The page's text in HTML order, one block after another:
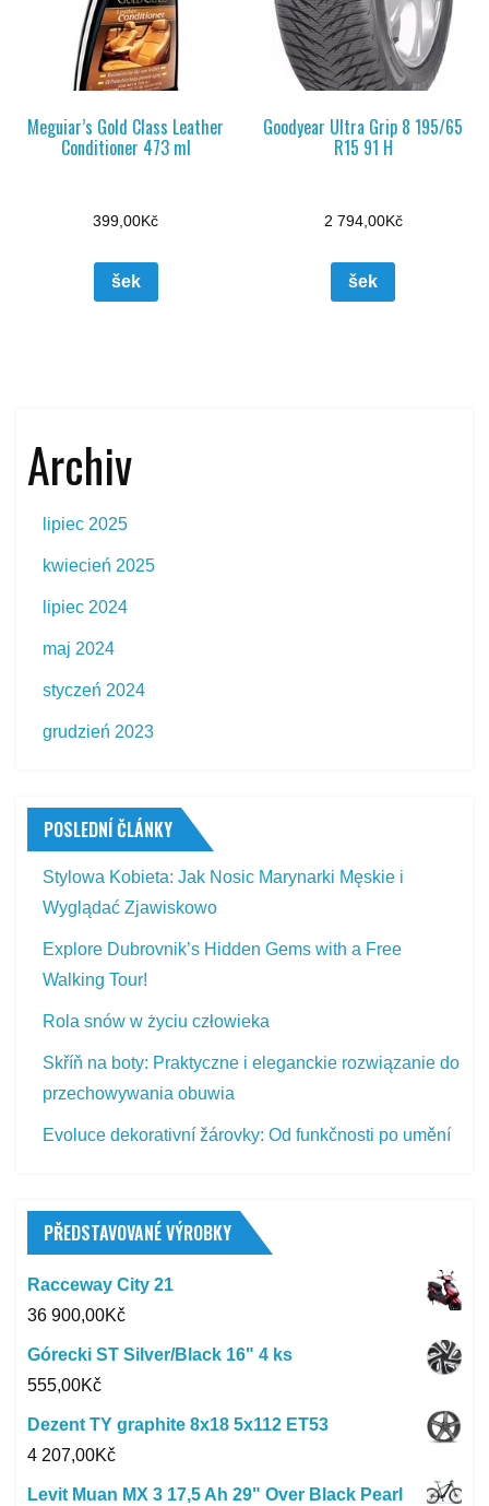
Meguiar’s Gold Class Leather
Conditioner 473 ml
399,00Kč
šek
Goodyear Ultra Grip 8 195/65
R15 91 H
2 794,00Kč
šek
Archiv
lipiec 2025
kwiecień 2025
lipiec 2024
maj 2024
styczeń 2024
grudzień 2023
POSLEDNÍ ČLÁNKY
Stylowa Kobieta: Jak Nosic Marynarki Męskie i
Wyglądać Zjawiskowo
Explore Dubrovnik’s Hidden Gems with a Free
Walking Tour!
Rola snów w życiu człowieka
Skříň na boty: Praktyczne i eleganckie rozwiązanie do
przechowywania obuwia
Evoluce dekorativní žárovky: Od funkčnosti po umění
PŘEDSTAVOVANÉ VÝROBKY
Racceway City 21
36 900,00Kč
Górecki ST Silver/Black 16" 4 ks
555,00Kč
Dezent TY graphite 8x18 5x112 ET53
4 207,00Kč
Levit Muan MX 3 17,5 Ah 29" Over Black Pearl